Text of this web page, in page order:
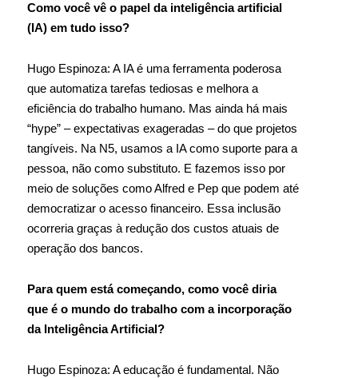
Como você vê o papel da inteligência artificial
(IA) em tudo isso?
Hugo Espinoza: A IA é uma ferramenta poderosa
que automatiza tarefas tediosas e melhora a
eficiência do trabalho humano. Mas ainda há mais
“hype” – expectativas exageradas – do que projetos
tangíveis. Na N5, usamos a IA como suporte para a
pessoa, não como substituto. E fazemos isso por
meio de soluções como Alfred e Pep que podem até
democratizar o acesso financeiro. Essa inclusão
ocorreria graças à redução dos custos atuais de
operação dos bancos.
Para quem está começando, como você diria
que é o mundo do trabalho com a incorporação
da Inteligência Artificial?
Hugo Espinoza: A educação é fundamental. Não